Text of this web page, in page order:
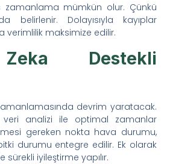
zamanlama mümkün olur. Çünkü
belirlenir. Dolayısıyla kayıplar
verimlilik maksimize edilir.
Destekli
devrim yaratacak.
veri analizi ile optimal zamanlar
gereken nokta hava durumu,
durumu entegre edilir. Ek olarak
iyileştirme yapılır.